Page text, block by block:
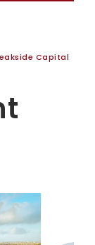
Capital